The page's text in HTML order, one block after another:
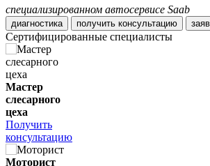
специализированном автосервисе Saab
диагностика получить консультацию
Сертифицированные специалисты
Мастер
слесарного
цеха
Получить
консультацию
Моторист